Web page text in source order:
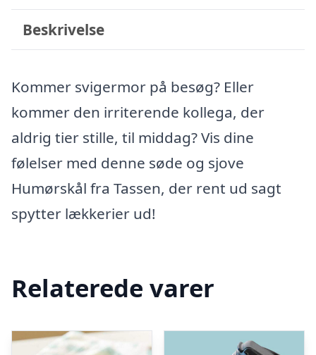
Beskrivelse
Kommer svigermor på besøg? Eller
kommer den irriterende kollega, der
aldrig tier stille, til middag? Vis dine
følelser med denne søde og sjove
Humørskål fra Tassen, der rent ud sagt
spytter lækkerier ud!
Relaterede varer